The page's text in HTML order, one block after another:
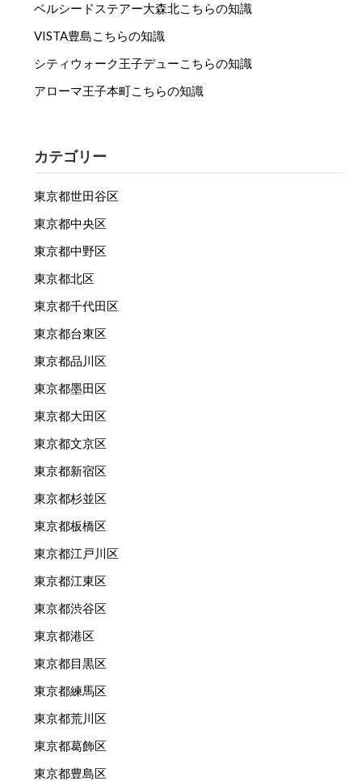
ベルシードステアー大森北こちらの知識
VISTA豊島こちらの知識
シティウォーク王子デューこちらの知識
アローマ王子本町こちらの知識
カテゴリー
東京都世田谷区
東京都中央区
東京都中野区
東京都北区
東京都千代田区
東京都台東区
東京都品川区
東京都墨田区
東京都大田区
東京都文京区
東京都新宿区
東京都杉並区
東京都板橋区
東京都江戸川区
東京都江東区
東京都渋谷区
東京都港区
東京都目黒区
東京都練馬区
東京都荒川区
東京都葛飾区
東京都豊島区